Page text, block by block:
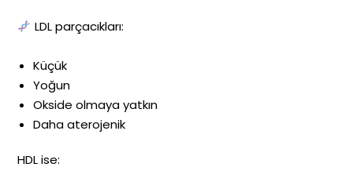
LDL parçacıkları:
Küçük
Yoğun
Okside olmaya yatkın
Daha aterojenik
HDL ise: